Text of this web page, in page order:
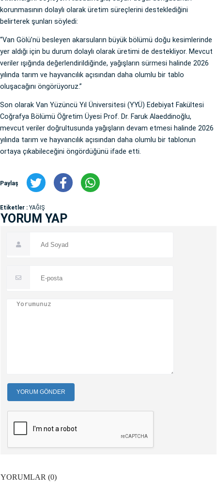
korunmasının dolaylı olarak üretim süreçlerini desteklediğini
belirterek şunları söyledi:
“Van Gölü’nü besleyen akarsuların büyük bölümü doğu kesimlerinde
yer aldığı için bu durum dolaylı olarak üretimi de destekliyor. Mevcut
veriler ışığında değerlendirildiğinde, yağışların sürmesi halinde 2026
yılında tarım ve hayvancılık açısından daha olumlu bir tablo
oluşacağını öngörüyoruz.”
Son olarak Van Yüzüncü Yıl Üniversitesi (YYÜ) Edebiyat Fakültesi
Coğrafya Bölümü Öğretim Üyesi Prof. Dr. Faruk Alaeddinoğlu,
mevcut veriler doğrultusunda yağışların devam etmesi halinde 2026
yılında tarım ve hayvancılık açısından daha olumlu bir tablonun
ortaya çıkabileceğini öngördüğünü ifade etti.
Paylaş
Etiketler : YAĞIŞ
YORUM YAP
YORUM GÖNDER
YORUMLAR (0)